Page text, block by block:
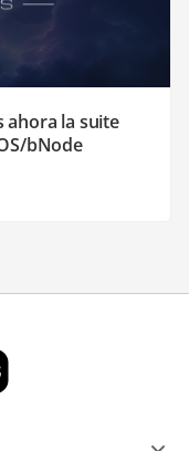
ahora la suite
bNode